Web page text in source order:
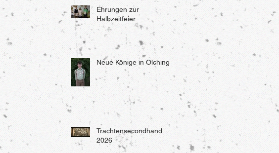
Ehrungen zur
Halbzeitfeier
Neue Könige in Olching
Trachtensecondhand
2026